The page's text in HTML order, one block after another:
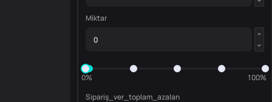
Miktar
0%
100%
Sipariş_ver_toplam_azalan